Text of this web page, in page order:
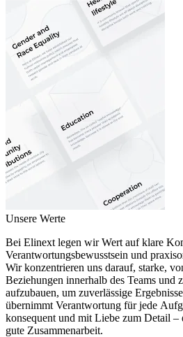
Unsere Werte
Bei Elinext legen wir Wert auf klare
Verantwortungsbewusstsein und
Wir konzentrieren uns darauf, starke,
Beziehungen innerhalb des Teams und
aufzubauen, um zuverlässige
übernimmt Verantwortung für jede
konsequent und mit Liebe zum Detail –
gute Zusammenarbeit.